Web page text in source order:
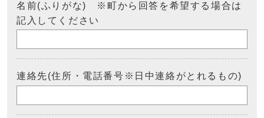
名前(ふりがな) ※町から回答を希望する場合は
記入してください
連絡先(住所・電話番号※日中連絡がとれるもの)